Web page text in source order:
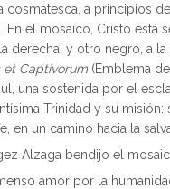
a principios
En el mosaico, Cristo
derecha, y otro negro, a
et Captivorum (Emblema
una sostenida por el
Trinidad y su
en un camino hacia la
Alzaga bendijo el
amor por la